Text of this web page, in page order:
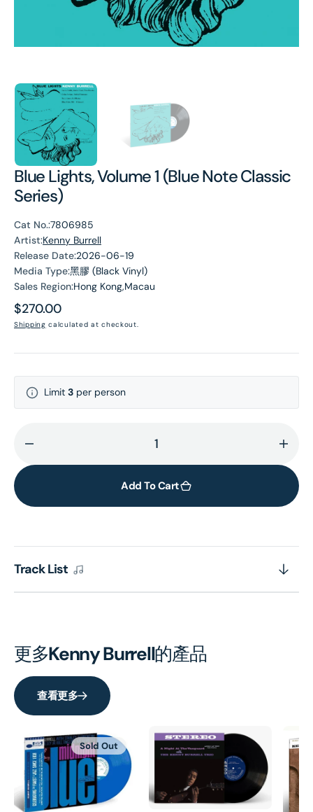
Blue Lights, Volume 1 (Blue Note Classic
Series)
Cat No.:7806985
Artist:Kenny Burrell
Release Date:2026-06-19
Media Type:黑膠 (Black Vinyl)
Sales Region:Hong Kong,Macau
Regular
price
$270.00
Shipping calculated at checkout.
Limit 3 per person
quantity
Blue
1
(Blue
for
Blue
1
(Blue
Add To Cart
Track List
更多Kenny Burrell的產品
查看更多
Sold Out